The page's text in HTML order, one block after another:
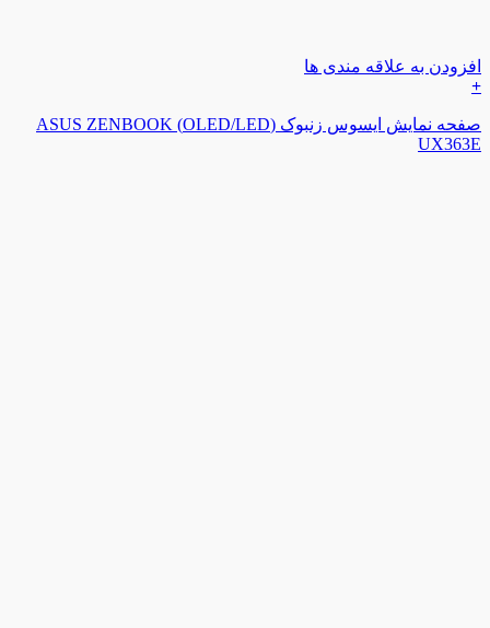
افزودن به علاقه مندی ها
+
صفحه نمایش ایسوس زنبوک (OLED/LED) ASUS ZENBOOK
UX363E